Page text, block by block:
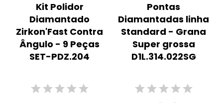
Kit Polidor
Diamantado
Zirkon'Fast Contra
Ângulo - 9 Peças
SET-PDZ.204
Pontas
Diamantadas linha
Standard - Grana
Super grossa
D1L.314.022SG